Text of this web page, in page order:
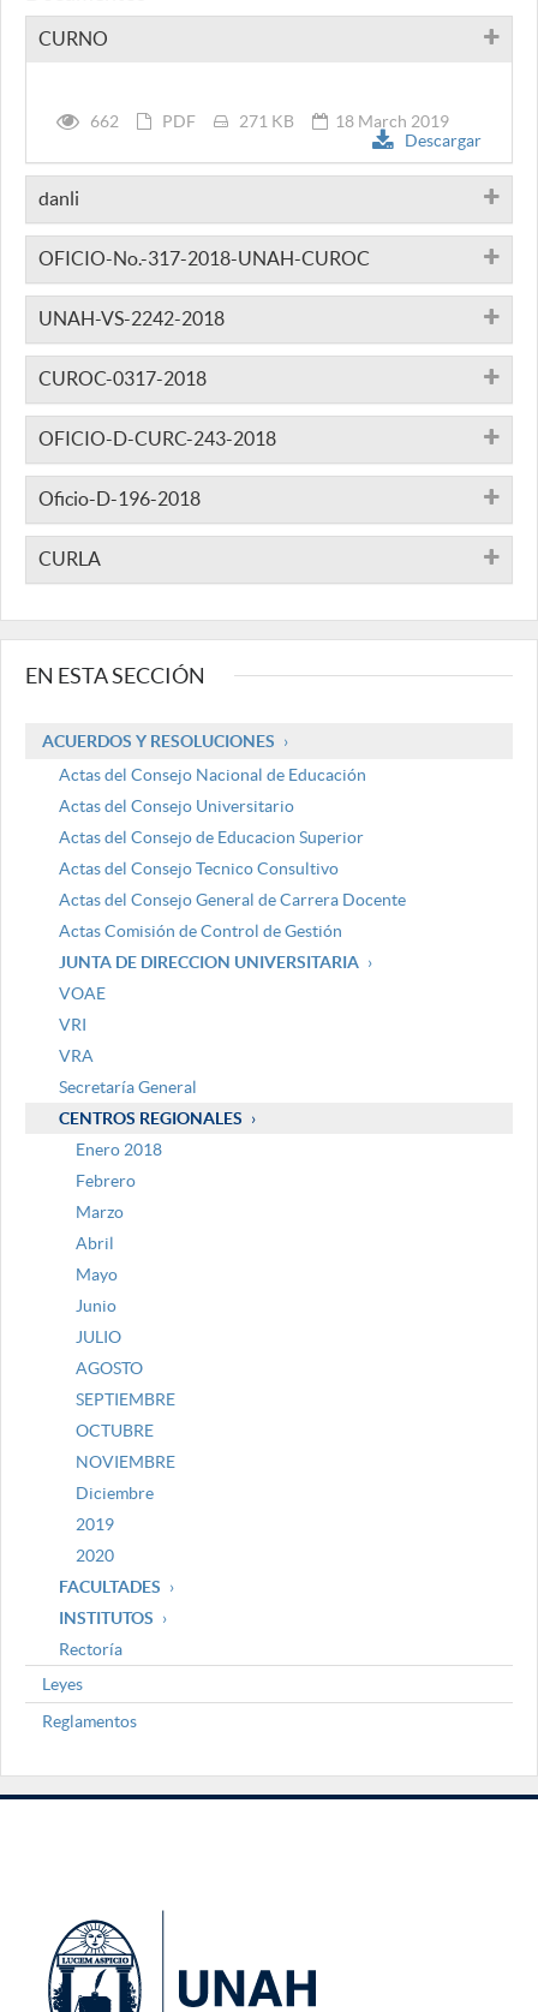
CURNO
662 PDF 271 KB
18 March 2019
Descargar
danli
OFICIO-No.-317-2018-UNAH-CUROC
UNAH-VS-2242-2018
CUROC-0317-2018
OFICIO-D-CURC-243-2018
Oficio-D-196-2018
CURLA
EN ESTA SECCIÓN
ACUERDOS Y RESOLUCIONES
Actas del Consejo Nacional de Educación
Actas del Consejo Universitario
Actas del Consejo de Educacion Superior
Actas del Consejo Tecnico Consultivo
Actas del Consejo General de Carrera Docente
Actas Comisión de Control de Gestión
JUNTA DE DIRECCION UNIVERSITARIA
VOAE
VRI
VRA
Secretaría General
CENTROS REGIONALES
Enero 2018
Febrero
Marzo
Abril
Mayo
Junio
JULIO
AGOSTO
SEPTIEMBRE
OCTUBRE
NOVIEMBRE
Diciembre
2019
2020
FACULTADES
INSTITUTOS
Rectoría
Leyes
Reglamentos